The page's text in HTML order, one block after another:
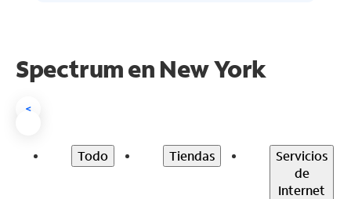
Spectrum en New York
<
Todo Tiendas
Servicios
de
Internet